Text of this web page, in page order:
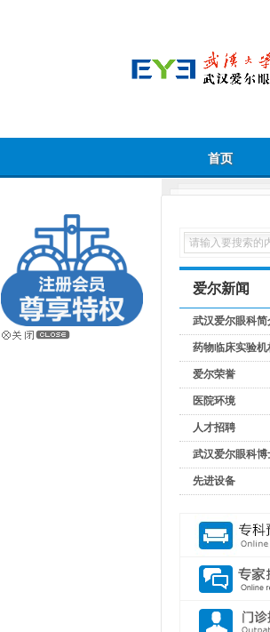
首页
爱尔新闻
武汉爱尔眼科简
药物临床实验机
爱尔荣誉
医院环境
人才招聘
武汉爱尔眼科博
先进设备